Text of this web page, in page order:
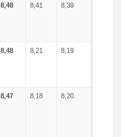
8,48 8,41 8,39
8,48 8,21 8,19
8,47 8,18 8,20